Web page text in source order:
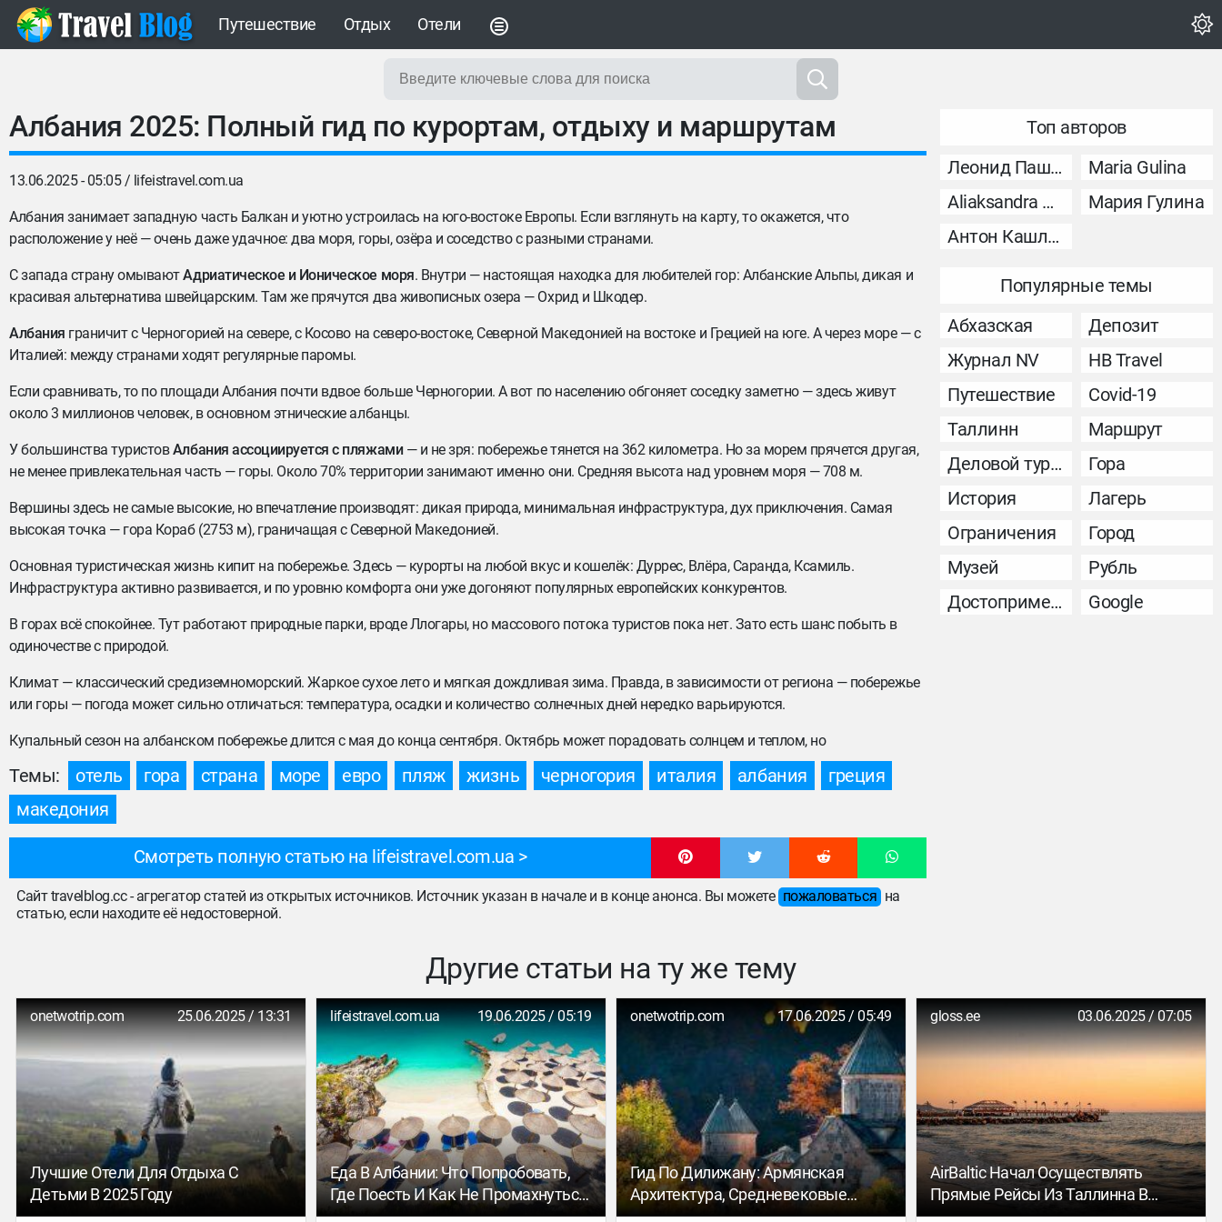
Путешествие Отдых Отели
Албания 2025: Полный гид по курортам, отдыху и маршрутам
13.06.2025 - 05:05 / lifeistravel.com.ua
Албания занимает западную часть Балкан и уютно устроилась на юго-востоке Европы. Если взглянуть на карту, то окажется, что
расположение у неё — очень даже удачное: два моря, горы, озёра и соседство с разными странами.
С запада страну омываютАдриатическое и Ионическое моря. Внутри — настоящая находка для любителей гор: Албанские Альпы, дикая и
красивая альтернатива швейцарским. Там же прячутся два живописных озера — Охрид и Шкодер.
Албания граничит с Черногорией на севере, с Косово на северо-востоке, Северной Македонией на востоке и Грецией на юге. А через море — с
Италией: между странами ходят регулярные паромы.
Если сравнивать, то по площади Албания почти вдвое больше Черногории. А вот по населению обгоняет соседку заметно — здесь живут
около 3 миллионов человек, в основном этнические албанцы.
У большинства туристовАлбания ассоциируется с пляжами— и не зря: побережье тянется на 362 километра. Но за морем прячется другая,
не менее привлекательная часть — горы. Около 70% территории занимают именно они. Средняя высота над уровнем моря — 708 м.
Вершины здесь не самые высокие, но впечатление производят: дикая природа, минимальная инфраструктура, дух приключения. Самая
высокая точка — гора Кораб (2753 м), граничащая с Северной Македонией.
Основная туристическая жизнь кипит на побережье. Здесь — курорты на любой вкус и кошелёк: Дуррес, Влёра, Саранда, Ксамиль.
Инфраструктура активно развивается, и по уровню комфорта они уже догоняют популярных европейских конкурентов.
В горах всё спокойнее. Тут работают природные парки, вроде Ллогары, но массового потока туристов пока нет. Зато есть шанс побыть в
одиночестве с природой.
Климат — классический средиземноморский. Жаркое сухое лето и мягкая дождливая зима. Правда, в зависимости от региона — побережье
или горы — погода может сильно отличаться: температура, осадки и количество солнечных дней нередко варьируются.
Купальный сезон на албанском побережье длится с мая до конца сентября. Октябрь может порадовать солнцем и теплом, но
Темы: отель гора страна море евро пляж жизнь черногория италия албания
греция
македония
Смотреть полную статью на lifeistravel.com.ua
Сайт travelblog.cc - агрегатор статей из открытых источников. Источник указан в начале и в конце анонса. Вы можете пожаловаться на
статью, если находите её недостоверной.
Топ авторов
Леонид Пашковский
Maria Gulina
Aliaksandra Murashka
Мария Гулина
Антон Кашликов
Популярные темы
Абхазская
Депозит
Журнал NV
НВ Travel
Путешествие
Covid-19
Таллинн
Маршрут
Деловой туризм
Гора
История
Лагерь
Ограничения
Город
Музей
Рубль
Достопримечательность
Google
Другие статьи на ту же тему
onetwotrip.com 25.06.2025 / 13:31
Лучшие Отели Для Отдыха С
Детьми В 2025 Году
lifeistravel.com.ua 19.06.2025 / 05:19
Еда В Албании: Что Попробовать,
Где Поесть И Как Не Промахнуться
С Выбором
onetwotrip.com 17.06.2025 / 05:49
Гид По Дилижану: Армянская
Архитектура, Средневековые
Монастыри И Экстрим-
gloss.ee 03.06.2025 / 07:05
AirBaltic Начал Осуществлять
Прямые Рейсы Из Таллинна В
Тирану